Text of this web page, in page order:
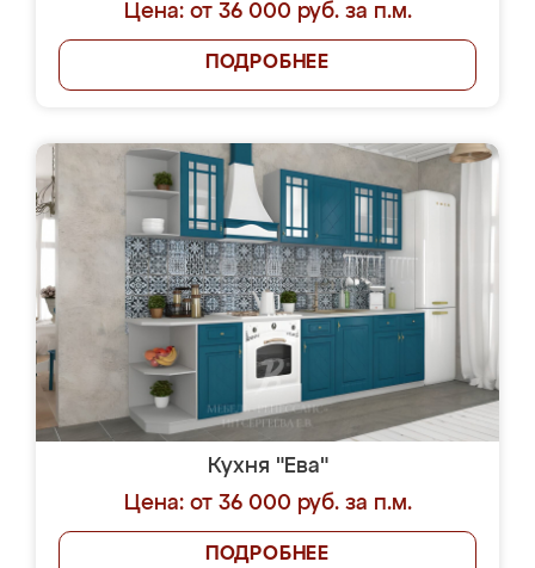
Цена: от 36 000 руб. за п.м.
ПОДРОБНЕЕ
Кухня "Ева"
Цена: от 36 000 руб. за п.м.
ПОДРОБНЕЕ